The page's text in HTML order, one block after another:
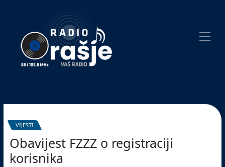
website!
VIJESTI
Obavijest FZZZ o registraciji
korisnika